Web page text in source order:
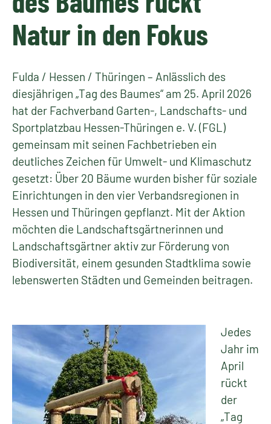
Natur in den Fokus
Fulda / Hessen / Thüringen – Anlässlich des
diesjährigen „Tag des Baumes“ am 25. April 2026
hat der Fachverband Garten-, Landschafts- und
Sportplatzbau Hessen-Thüringen e. V. (FGL)
gemeinsam mit seinen Fachbetrieben ein
deutliches Zeichen für Umwelt- und Klimaschutz
gesetzt: Über 20 Bäume wurden bisher für soziale
Einrichtungen in den vier Verbandsregionen in
Hessen und Thüringen gepflanzt. Mit der Aktion
möchten die Landschaftsgärtnerinnen und
Landschaftsgärtner aktiv zur Förderung von
Biodiversität, einem gesunden Stadtklima sowie
lebenswerten Städten und Gemeinden beitragen.
Jedes
Jahr im
April
rückt
der
„Tag